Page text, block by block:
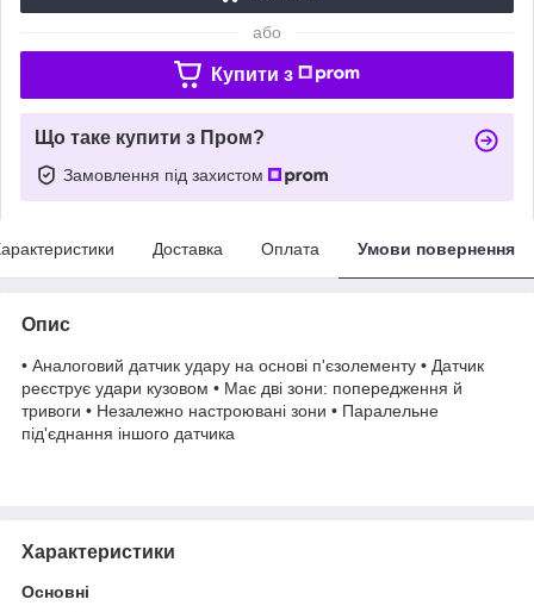
або
Купити з
Що таке купити з Пром?
Замовлення під захистом
Доставка Оплата Умови повернення
Опис
• Аналоговий датчик удару на основі п'єзолементу • Датчик
реєструє удари кузовом • Має дві зони: попередження й
тривоги • Незалежно настроювані зони • Паралельне
під'єднання іншого датчика
Характеристики
Основні